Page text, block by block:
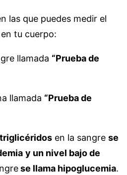
las que puedes medir el
tu cuerpo:
llamada “Prueba de
llamada “Prueba de
en la sangre se
y un nivel bajo de
se llama hipoglucemia.